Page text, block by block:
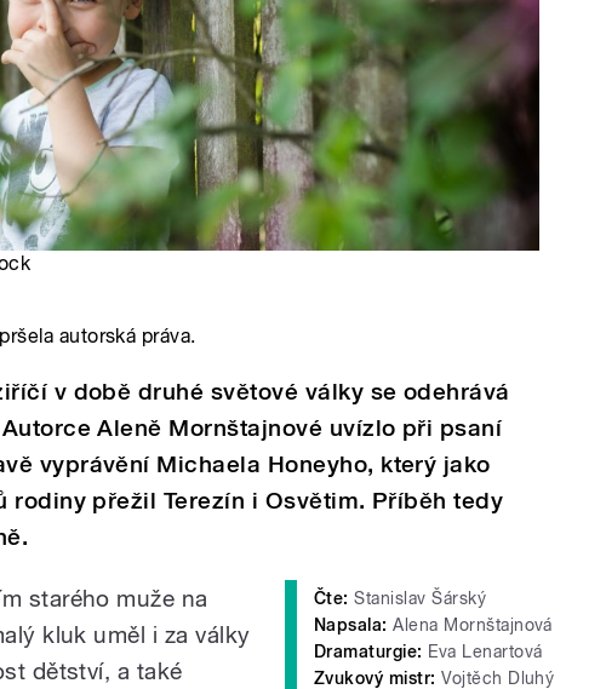
autorská práva.
v době druhé světové války se odehrává
Aleně Mornštajnové uvízlo při psaní
vyprávění Michaela Honeyho, který jako
rodiny přežil Terezín i Osvětim. Příběh tedy
Čte: Stanislav Šárský
Napsala: Alena Mornštajnová
Dramaturgie: Eva Lenartová
Zvukový mistr: Vojtěch Dluhý
starého muže na
kluk uměl i za války
dětství, a také